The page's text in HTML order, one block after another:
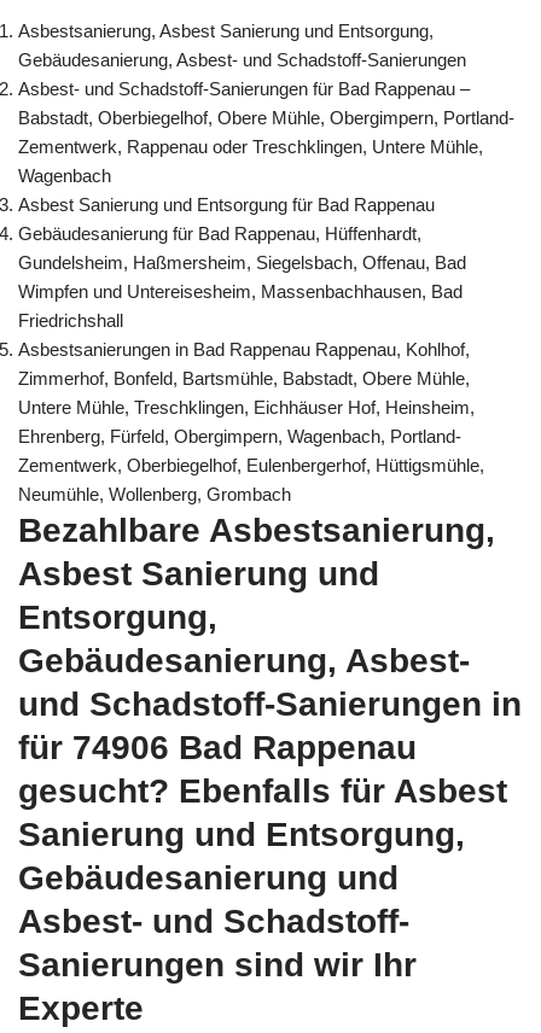
Asbestsanierung, Asbest Sanierung und Entsorgung,
Gebäudesanierung, Asbest- und Schadstoff-Sanierungen
Asbest- und Schadstoff-Sanierungen für Bad Rappenau –
Babstadt, Oberbiegelhof, Obere Mühle, Obergimpern, Portland-
Zementwerk, Rappenau oder Treschklingen, Untere Mühle,
Wagenbach
Asbest Sanierung und Entsorgung für Bad Rappenau
Gebäudesanierung für Bad Rappenau, Hüffenhardt,
Gundelsheim, Haßmersheim, Siegelsbach, Offenau, Bad
Wimpfen und Untereisesheim, Massenbachhausen, Bad
Friedrichshall
Asbestsanierungen in Bad Rappenau Rappenau, Kohlhof,
Zimmerhof, Bonfeld, Bartsmühle, Babstadt, Obere Mühle,
Untere Mühle, Treschklingen, Eichhäuser Hof, Heinsheim,
Ehrenberg, Fürfeld, Obergimpern, Wagenbach, Portland-
Zementwerk, Oberbiegelhof, Eulenbergerhof, Hüttigsmühle,
Neumühle, Wollenberg, Grombach
Bezahlbare Asbestsanierung,
Asbest Sanierung und
Entsorgung,
Gebäudesanierung, Asbest-
und Schadstoff-Sanierungen in
für 74906 Bad Rappenau
gesucht? Ebenfalls für Asbest
Sanierung und Entsorgung,
Gebäudesanierung und
Asbest- und Schadstoff-
Sanierungen sind wir Ihr
Experte